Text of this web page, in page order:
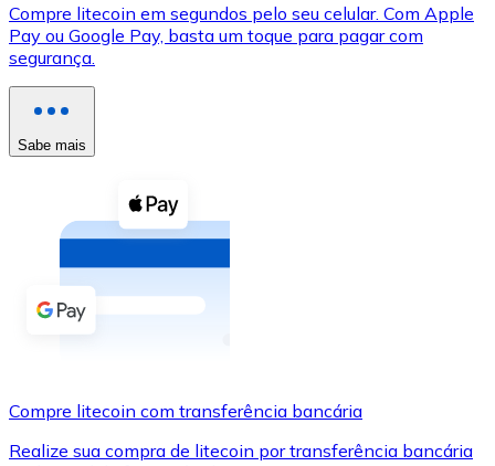
XRP
XRP
Ver tudo
Cupons cripto
Compre criptomoedas com dinheiro e outros
Comprar com dinheiro
Transferência SEPA
Compre litecoin em segundos pelo seu celular. Com Apple
Pay ou Google Pay, basta um toque para pagar com
segurança.
Sabe mais
Compre litecoin com transferência bancária
Realize sua compra de litecoin por transferência bancária